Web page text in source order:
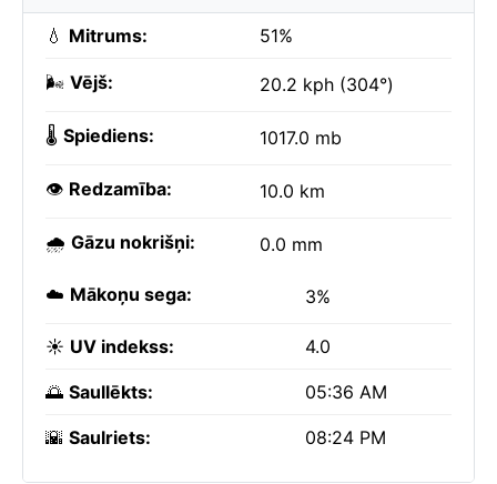
💧 Mitrums: 51%
🌬️ Vējš: 20.2 kph (304°)
🌡️ Spiediens: 1017.0 mb
👁️ Redzamība: 10.0 km
🌧️ Gāzu nokrišņi: 0.0 mm
☁️ Mākoņu sega: 3%
☀️ UV indekss: 4.0
🌅 Saullēkts: 05:36 AM
🌇 Saulriets: 08:24 PM